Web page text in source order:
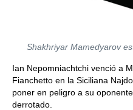
Shakhriyar Mamedyarov
Ian Nepomniachtchi venció a
Fianchetto en la Siciliana
poner en peligro a su
derrotado.